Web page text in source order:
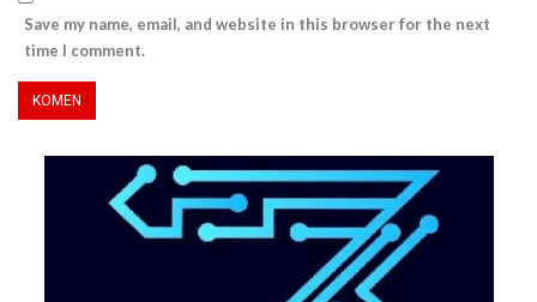
Save my name, email, and website in this browser for the next
time I comment.